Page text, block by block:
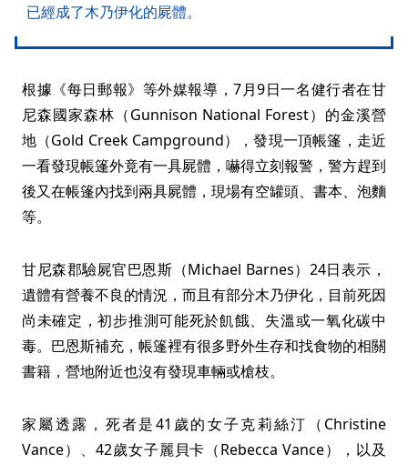
已經成了木乃伊化的屍體。
根據《每日郵報》等外媒報導，7月9日一名健行者在甘
尼森國家森林（Gunnison National Forest）的金溪營
地（Gold Creek Campground），發現一頂帳篷，走近
一看發現帳篷外竟有一具屍體，嚇得立刻報警，警方趕到
後又在帳篷內找到兩具屍體，現場有空罐頭、書本、泡麵
等。
甘尼森郡驗屍官巴恩斯（Michael Barnes）24日表示，
遺體有營養不良的情況，而且有部分木乃伊化，目前死因
尚未確定，初步推測可能死於飢餓、失溫或一氧化碳中
毒。巴恩斯補充，帳篷裡有很多野外生存和找食物的相關
書籍，營地附近也沒有發現車輛或槍枝。
家屬透露，死者是41歲的女子克莉絲汀（Christine
Vance）、42歲女子麗貝卡（Rebecca Vance），以及